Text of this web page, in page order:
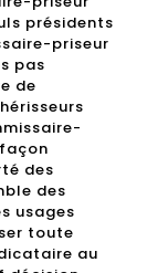
présidents
priseur
pas
de
des
des
usages
toute
au